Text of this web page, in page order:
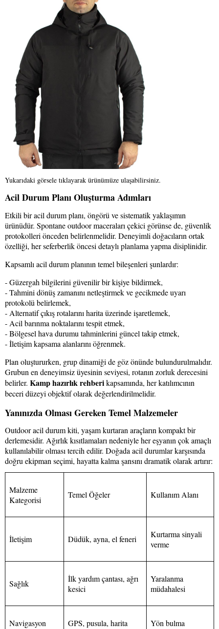
Yukarıdaki görsele tıklayarak ürünümüze ulaşabilirsiniz.
Acil Durum Planı Oluşturma Adımları
Etkili bir acil durum planı, öngörü ve sistematik yaklaşımın
ürünüdür. Spontane outdoor maceraları çekici görünse de, güvenlik
protokolleri önceden belirlenmelidir. Deneyimli doğacıların ortak
özelliği, her seferberlik öncesi detaylı planlama yapma disiplinidir.
Kapsamlı acil durum planının temel bileşenleri şunlardır:
- Güzergah bilgilerini güvenilir bir kişiye bildirmek,
- Tahmini dönüş zamanını netleştirmek ve gecikmede uyarı
protokolü belirlemek,
- Alternatif çıkış rotalarını harita üzerinde işaretlemek,
- Acil barınma noktalarını tespit etmek,
- Bölgesel hava durumu tahminlerini güncel takip etmek,
- İletişim kapsama alanlarını öğrenmek.
Plan oluştururken, grup dinamiği de göz önünde bulundurulmalıdır.
Grubun en deneyimsiz üyesinin seviyesi, rotanın zorluk derecesini
belirler. Kamp hazırlık rehberikapsamında, her katılımcının
beceri düzeyi objektif olarak değerlendirilmelidir.
Yanınızda Olması Gereken Temel Malzemeler
Outdoor acil durum kiti, yaşam kurtaran araçların kompakt bir
derlemesidir. Ağırlık kısıtlamaları nedeniyle her eşyanın çok amaçlı
kullanılabilir olması tercih edilir. Doğada acil durumlar karşısında
doğru ekipman seçimi, hayatta kalma şansını dramatik olarak artırır:
Malzeme
Kategorisi
Temel Öğeler Kullanım Alanı
İletişim Düdük, ayna, el feneri
Kurtarma sinyali
verme
Sağlık
İlk yardım çantası, ağrı
kesici
Yaralanma
müdahalesi
Navigasyon GPS, pusula, harita Yön bulma